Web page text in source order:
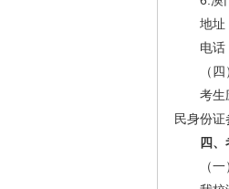
地址
电
（
考生
民身份
四
（